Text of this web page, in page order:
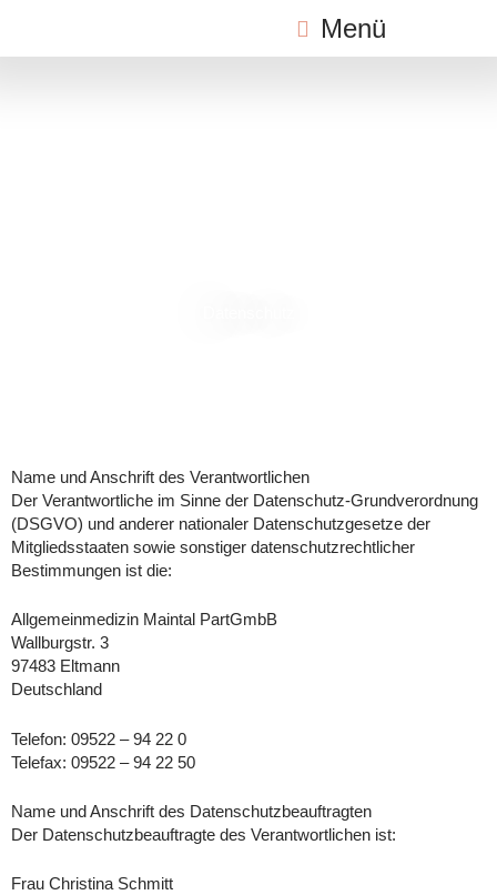
springen
Menü
Name und Anschrift des Verantwortlichen
Der Verantwortliche im Sinne der Datenschutz-Grundverordnung
(DSGVO) und anderer nationaler Datenschutzgesetze der
Mitgliedsstaaten sowie sonstiger datenschutzrechtlicher
Bestimmungen ist die:
Allgemeinmedizin Maintal PartGmbB
Wallburgstr. 3
97483 Eltmann
Deutschland
Telefon: 09522 – 94 22 0
Telefax: 09522 – 94 22 50
Name und Anschrift des Datenschutzbeauftragten
Der Datenschutzbeauftragte des Verantwortlichen ist:
Frau Christina Schmitt